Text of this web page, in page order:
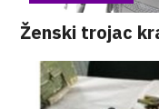
Ženski trojac